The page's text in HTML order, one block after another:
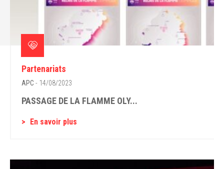
Partenariats
APC - 14/08/2023
PASSAGE DE LA FLAMME OLY...
En savoir plus